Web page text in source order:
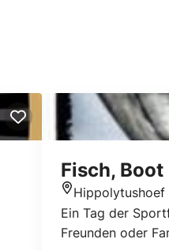
Fisch,
Standort
Hippolytushoef
Ein Tag der
Freunden oder